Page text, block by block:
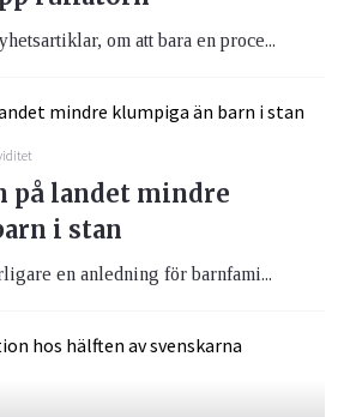
om att bara en proce...
på landet mindre
i stan
en anledning för barnfami...